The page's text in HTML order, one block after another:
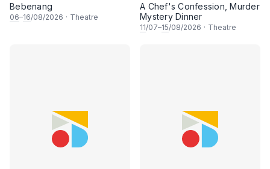
Bebenang
06–16/08/2026 · Theatre
A Chef's Confession, Murder
Mystery Dinner
11/07–15/08/2026 · Theatre